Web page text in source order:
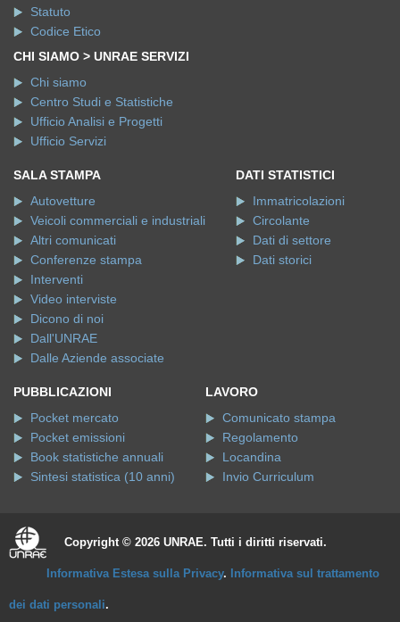
Statuto
Codice Etico
CHI SIAMO > UNRAE SERVIZI
Chi siamo
Centro Studi e Statistiche
Ufficio Analisi e Progetti
Ufficio Servizi
SALA STAMPA
Autovetture
Veicoli commerciali e industriali
Altri comunicati
Conferenze stampa
Interventi
Video interviste
Dicono di noi
Dall'UNRAE
Dalle Aziende associate
DATI STATISTICI
Immatricolazioni
Circolante
Dati di settore
Dati storici
PUBBLICAZIONI
Pocket mercato
Pocket emissioni
Book statistiche annuali
Sintesi statistica (10 anni)
LAVORO
Comunicato stampa
Regolamento
Locandina
Invio Curriculum
Copyright © 2026 UNRAE. Tutti i diritti riservati.
Informativa Estesa sulla Privacy. Informativa sul trattamento
dei dati personali.